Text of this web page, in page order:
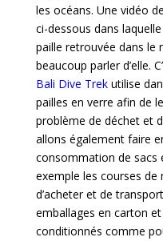
les océans. Une vidéo
ci-dessous dans
paille retrouvée dans le
beaucoup parler d’elle.
Bali Dive Trekutilise
pailles en verre afin de
problème de déchet et
allons également faire
consommation de sacs
exemple les courses de
d’acheter et de
emballages en carton
conditionnés comme